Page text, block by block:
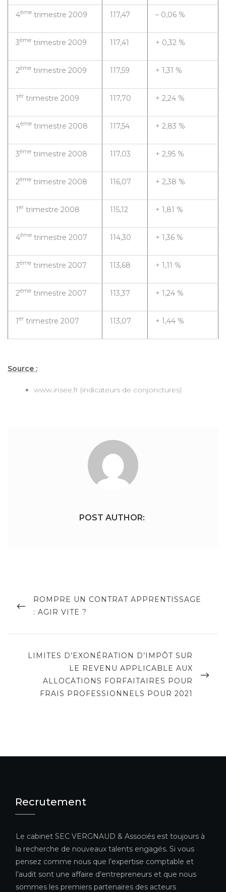
4ème trimestre 2009 117,47 – 0,06 %
3ème trimestre 2009 117,41 + 0,32 %
2ème trimestre 2009 117,59 + 1,31 %
1er trimestre 2009 117,70 + 2,24 %
4ème trimestre 2008 117,54 + 2,83 %
3ème trimestre 2008 117,03 + 2,95 %
2ème trimestre 2008 116,07 + 2,38 %
1er trimestre 2008 115,12 + 1,81 %
4ème trimestre 2007 114,30 + 1,36 %
3ème trimestre 2007 113,68 + 1,11 %
2ème trimestre 2007 113,37 + 1,24 %
1er trimestre 2007 113,07 + 1,44 %
Source :
www.insee.fr (indicateurs de conjonctures)
POST AUTHOR:
l’article
PREVIOUS
POST
ROMPRE UN CONTRAT APPRENTISSAGE
: AGIR VITE ?
NEXT
LIMITES D’EXONÉRATION D’IMPÔT SUR
LE REVENU APPLICABLE AUX
ALLOCATIONS FORFAITAIRES POUR
FRAIS PROFESSIONNELS POUR 2021
Recrutement
Le cabinet SEC VERGNAUD & Associés est toujours à
la recherche de nouveaux talents engagés. Si vous
pensez comme nous que l’expertise comptable et
l’audit sont une affaire d’entrepreneurs et que nous
sommes les premiers partenaires des acteurs